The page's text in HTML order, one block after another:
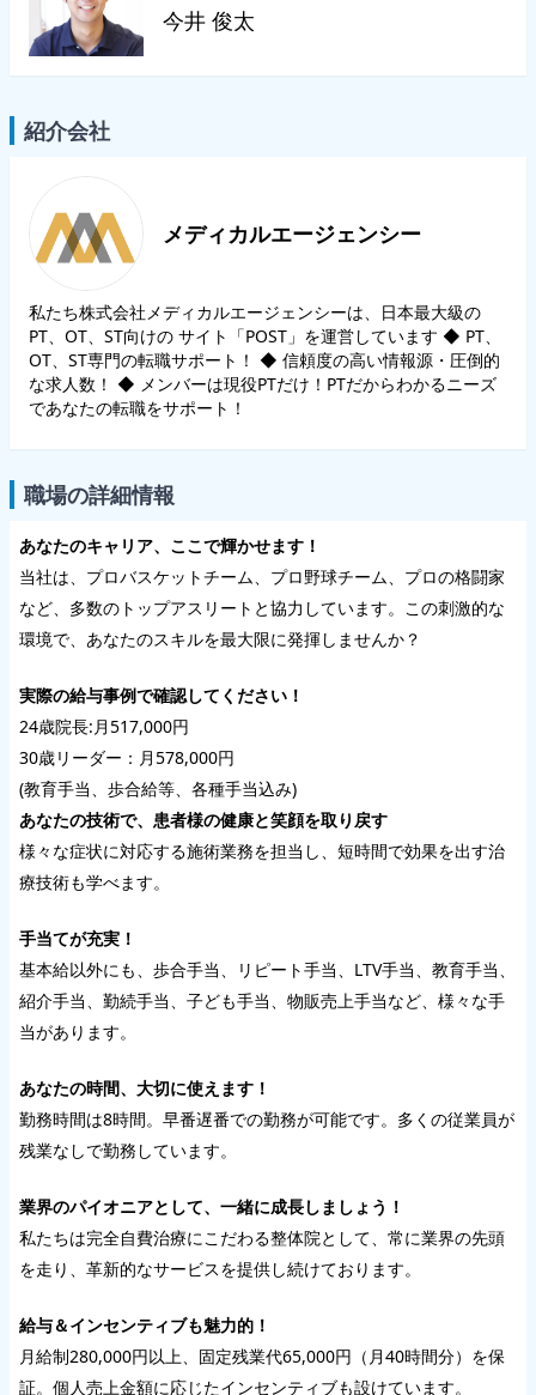
今井 俊太
紹介会社
メディカルエージェンシー
私たち株式会社メディカルエージェンシーは、日本最大級の
PT、OT、ST向けの サイト「POST」を運営しています ◆ PT、
OT、ST専門の転職サポート！ ◆ 信頼度の高い情報源・圧倒的
な求人数！ ◆ メンバーは現役PTだけ！PTだからわかるニーズ
であなたの転職をサポート！
職場の詳細情報
あなたのキャリア、ここで輝かせます！
当社は、プロバスケットチーム、プロ野球チーム、プロの格闘家
など、多数のトップアスリートと協力しています。この刺激的な
環境で、あなたのスキルを最大限に発揮しませんか？
実際の給与事例で確認してください！
24歳院長:月517,000円
30歳リーダー：月578,000円
(教育手当、歩合給等、各種手当込み)
あなたの技術で、患者様の健康と笑顔を取り戻す
様々な症状に対応する施術業務を担当し、短時間で効果を出す治
療技術も学べます。
手当てが充実！
基本給以外にも、歩合手当、リピート手当、LTV手当、教育手当、
紹介手当、勤続手当、子ども手当、物販売上手当など、様々な手
当があります。
あなたの時間、大切に使えます！
勤務時間は8時間。早番遅番での勤務が可能です。多くの従業員が
残業なしで勤務しています。
業界のパイオニアとして、一緒に成長しましょう！
私たちは完全自費治療にこだわる整体院として、常に業界の先頭
を走り、革新的なサービスを提供し続けております。
給与＆インセンティブも魅力的！
月給制280,000円以上、固定残業代65,000円（月40時間分）を保
証。個人売上金額に応じたインセンティブも設けています。